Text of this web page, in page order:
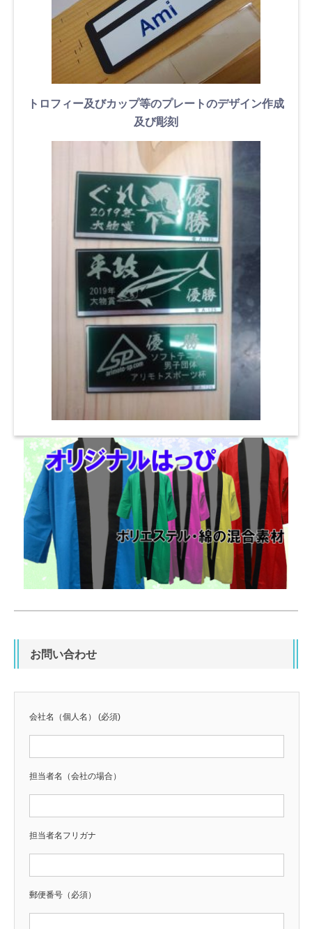
トロフィー及びカップ等のプレートのデザイン作成
及び彫刻
お問い合わせ
会社名（個人名） (必須)
担当者名（会社の場合）
担当者名フリガナ
郵便番号（必須）